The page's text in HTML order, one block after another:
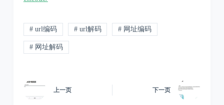
# url编码 # url解码 # 网址编码
# 网址解码
上一页 下一页